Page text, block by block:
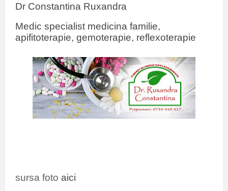
Dr Constantina Ruxandra
Medic specialist medicina familie,
apifitoterapie, gemoterapie, reflexoterapie
sursa foto aici